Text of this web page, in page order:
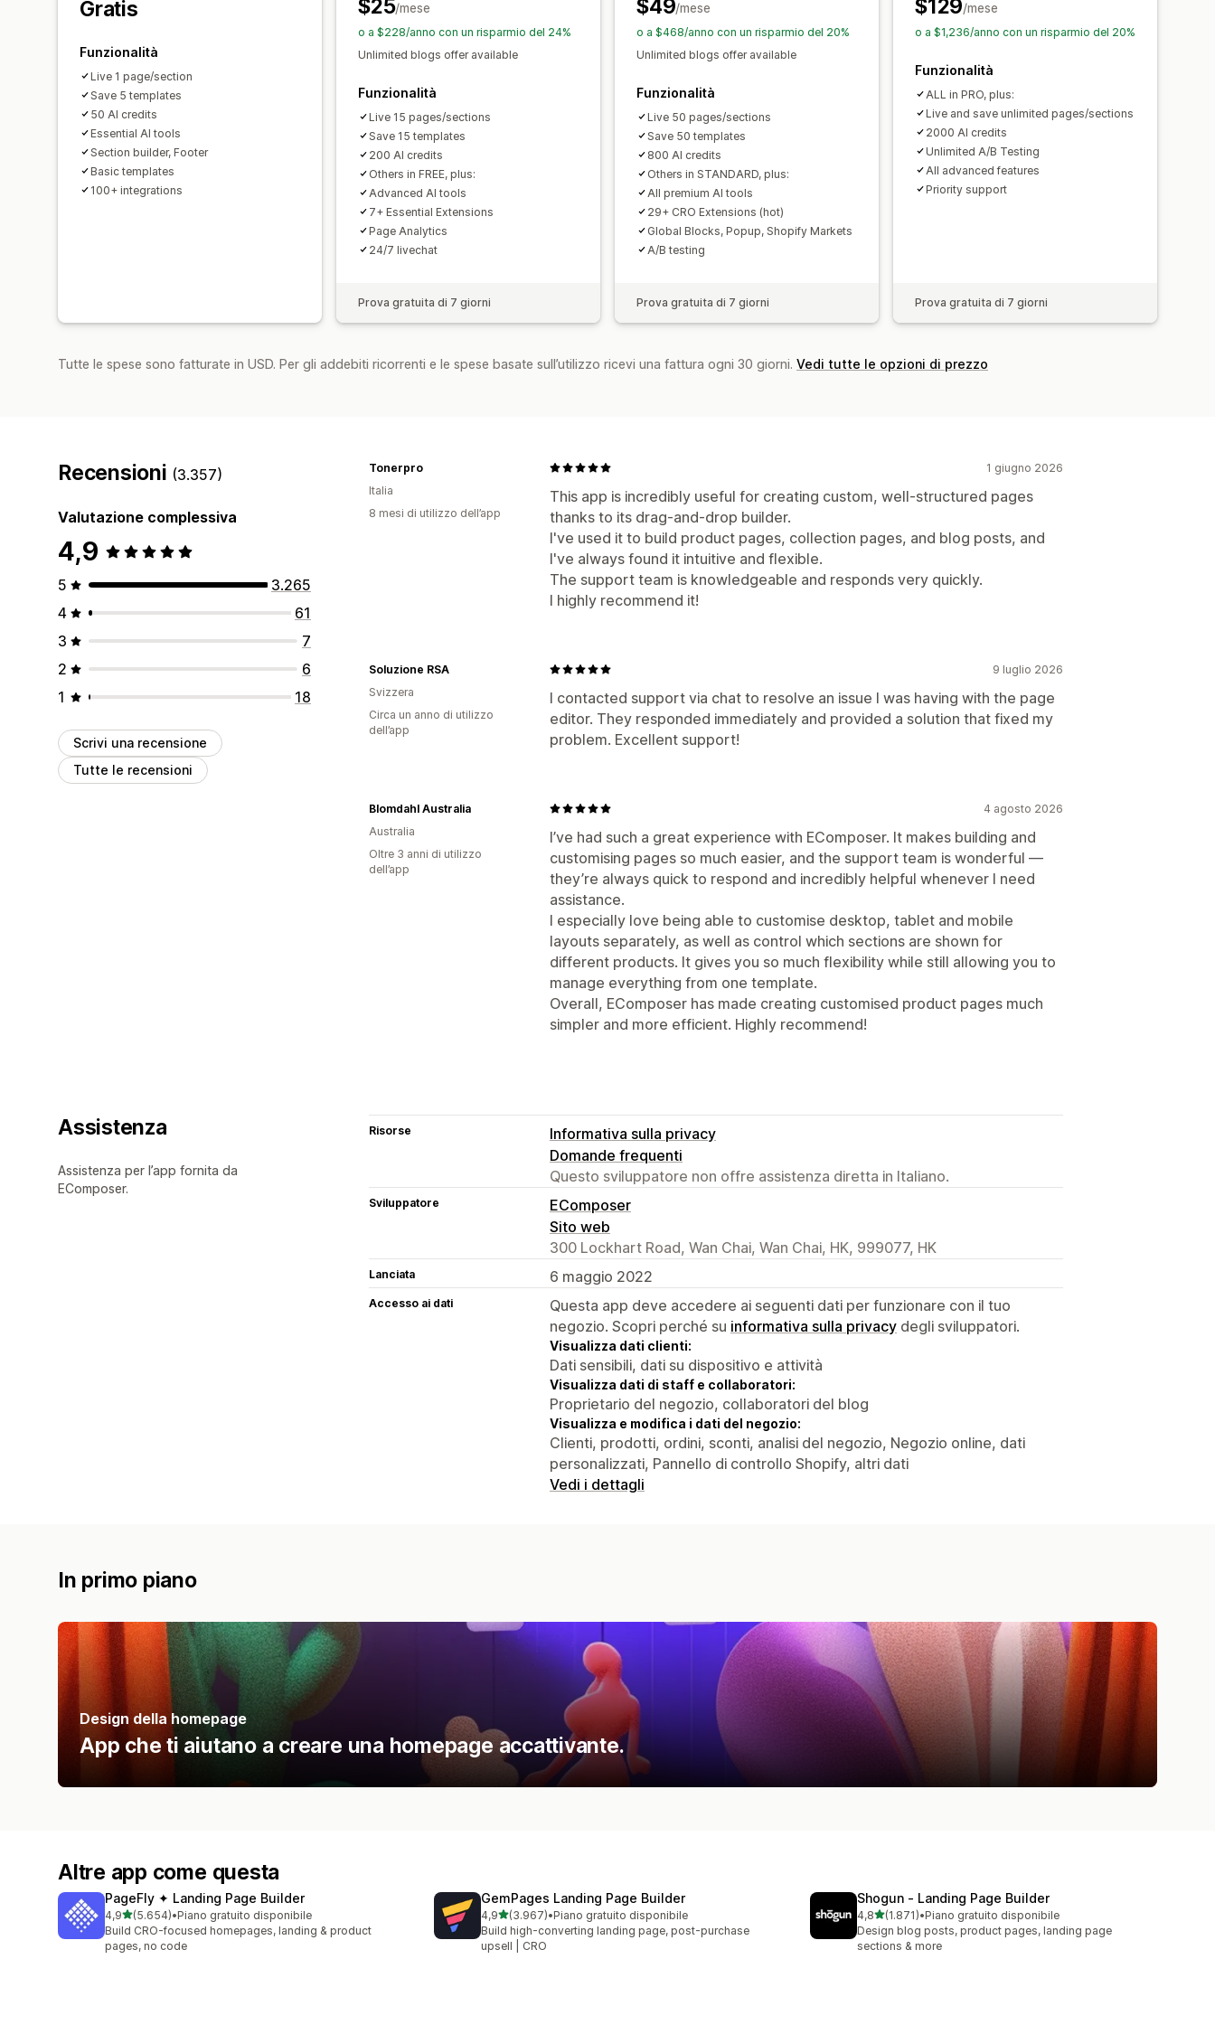
Salvataggio pagine Pagine in bozza
Versioni delle pagine
Sezioni globali Stili globali Font personalizzati
Codice personalizzato
Traduzione Localizzazione
CDN
Insight e suggerimenti Verifiche Analisi
Monitoraggio
Registri delle attività
Prodotti consigliati Spesso acquistati insieme
Pacchetti
Scaglioni di quantità Sconti sui volumi Raccomandazioni tramite IA
Percentuali di clic
Performance delle raccomandazioni
Suggerimenti di ottimizzazione
Prestazioni del funnel
Gratis
Funzionalità
Live 1 page/section
Save 5 templates
50 AI credits
Essential AI tools
Section builder, Footer
Basic templates
100+ integrations
$25/mese
o a $228/anno con un risparmio del 24%
Unlimited blogs offer available
Funzionalità
Live 15 pages/sections
Save 15 templates
200 AI credits
Others in FREE, plus:
Advanced AI tools
7+ Essential Extensions
Page Analytics
24/7 livechat
Prova gratuita di 7 giorni
$49/mese
o a $468/anno con un risparmio del 20%
Unlimited blogs offer available
Funzionalità
Live 50 pages/sections
Save 50 templates
800 AI credits
Others in STANDARD, plus:
All premium AI tools
29+ CRO Extensions (hot)
Global Blocks, Popup, Shopify Markets
A/B testing
Prova gratuita di 7 giorni
$129/mese
o a $1,236/anno con un risparmio del 20%
Funzionalità
ALL in PRO, plus:
Live and save unlimited pages/sections
2000 AI credits
Unlimited A/B Testing
All advanced features
Priority support
Prova gratuita di 7 giorni
Tutte le spese sono fatturate in USD. Per gli addebiti ricorrenti e le spese basate sull’utilizzo ricevi una fattura ogni 30 giorni. Vedi tutte le opzioni di prezzo
Recensioni (3.357)
Valutazione complessiva
4,9
5
3.265
4
61
3
7
2
6
1
18
Scrivi una recensione
Tutte le recensioni
1 giugno 2026
This app is incredibly useful for creating custom, well-structured pages
thanks to its drag-and-drop builder.
I've used it to build product pages, collection pages, and blog posts, and
I've always found it intuitive and flexible.
The support team is knowledgeable and responds very quickly.
I highly recommend it!
Tonerpro
Italia
8 mesi di utilizzo dell’app
9 luglio 2026
I contacted support via chat to resolve an issue I was having with the page
editor. They responded immediately and provided a solution that fixed my
problem. Excellent support!
Soluzione RSA
Svizzera
Circa un anno di utilizzo
dell’app
4 agosto 2026
I’ve had such a great experience with EComposer. It makes building and
customising pages so much easier, and the support team is wonderful —
they’re always quick to respond and incredibly helpful whenever I need
assistance.
I especially love being able to customise desktop, tablet and mobile
layouts separately, as well as control which sections are shown for
different products. It gives you so much flexibility while still allowing you to
manage everything from one template.
Overall, EComposer has made creating customised product pages much
simpler and more efficient. Highly recommend!
Blomdahl Australia
Australia
Oltre 3 anni di utilizzo
dell’app
Assistenza
Assistenza per l’app fornita da
EComposer.
Risorse
Informativa sulla privacy
Domande frequenti
Questo sviluppatore non offre assistenza diretta in Italiano.
Sviluppatore
EComposer
Sito web
300 Lockhart Road, Wan Chai, Wan Chai, HK, 999077, HK
Lanciata 6 maggio 2022
Accesso ai dati
Questa app deve accedere ai seguenti dati per funzionare con il tuo
negozio. Scopri perché su informativa sulla privacy degli sviluppatori.
Visualizza dati clienti:
Dati sensibili, dati su dispositivo e attività
Visualizza dati di staff e collaboratori:
Proprietario del negozio, collaboratori del blog
Visualizza e modifica i dati del negozio:
Clienti, prodotti, ordini, sconti, analisi del negozio, Negozio online, dati
personalizzati, Pannello di controllo Shopify, altri dati
Vedi i dettagli
In primo piano
Design della homepage
App che ti aiutano a creare una homepage accattivante.
Altre app come questa
PageFly ✦ Landing Page Builder
4,9stelle su 5
(5.654)
5654 recensioni totali
•Piano gratuito disponibile
Build CRO-focused homepages, landing & product
pages, no code
GemPages Landing Page Builder
4,9stelle su 5
(3.967)
3967 recensioni totali
•Piano gratuito disponibile
Build high-converting landing page, post-purchase
upsell | CRO
Shogun ‑ Landing Page Builder
4,8stelle su 5
(1.871)
1871 recensioni totali
•Piano gratuito disponibile
Design blog posts, product pages, landing page
sections & more